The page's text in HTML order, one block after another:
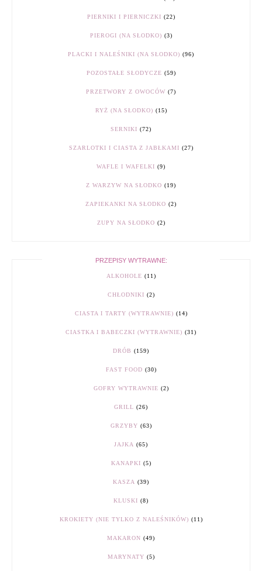
PIERNIKI I PIERNICZKI (22)
PIEROGI (NA SŁODKO) (3)
PLACKI I NALEŚNIKI (NA SŁODKO) (96)
POZOSTAŁE SŁODYCZE (59)
PRZETWORY Z OWOCÓW (7)
RYŻ (NA SŁODKO) (15)
SERNIKI (72)
SZARLOTKI I CIASTA Z JABŁKAMI (27)
WAFLE I WAFELKI (9)
Z WARZYW NA SŁODKO (19)
ZAPIEKANKI NA SŁODKO (2)
ZUPY NA SŁODKO (2)
PRZEPISY WYTRAWNE:
ALKOHOLE (11)
CHŁODNIKI (2)
CIASTA I TARTY (WYTRAWNIE) (14)
CIASTKA I BABECZKI (WYTRAWNIE) (31)
DRÓB (159)
FAST FOOD (30)
GOFRY WYTRAWNIE (2)
GRILL (26)
GRZYBY (63)
JAJKA (65)
KANAPKI (5)
KASZA (39)
KLUSKI (8)
KROKIETY (NIE TYLKO Z NALEŚNIKÓW) (11)
MAKARON (49)
MARYNATY (5)